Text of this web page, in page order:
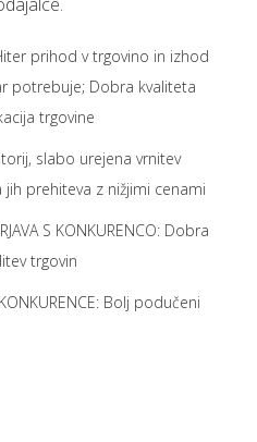
prihod v trgovino in izhod
potrebuje; Dobra kvaliteta
trgovine
slabo urejena vrnitev
jih prehiteva z nižjimi cenami
S KONKURENCO: Dobra
trgovin
Bolj podučeni